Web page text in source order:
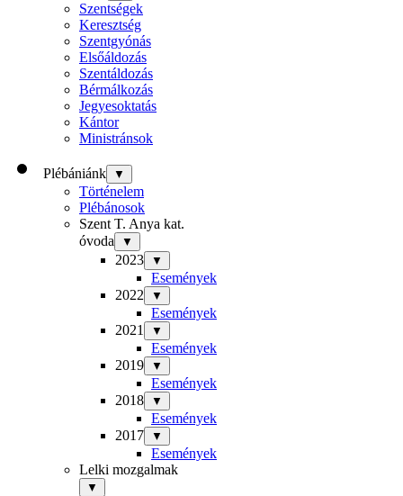
Szentségek
Keresztség
Szentgyónás
Elsőáldozás
Szentáldozás
Bérmálkozás
Jegyesoktatás
Kántor
Ministránsok
Plébániánk ▼
Történelem
Plébánosok
Szent T. Anya kat.
óvoda
▼
2023 ▼
Események
2022
▼
Események
2021
▼
Események
2019
▼
Események
2018
▼
Események
2017
▼
Események
Lelki mozgalmak
▼